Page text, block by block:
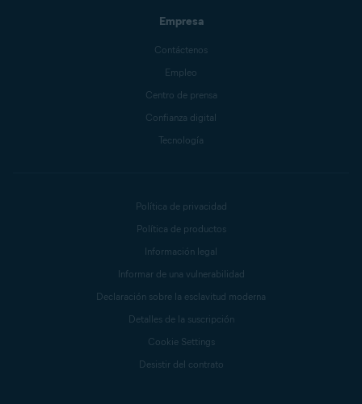
Empresa
Contáctenos
Empleo
Centro de prensa
Confianza digital
Tecnología
Política de privacidad
Política de productos
Información legal
Informar de una vulnerabilidad
Declaración sobre la esclavitud moderna
Detalles de la suscripción
Cookie Settings
Desistir del contrato